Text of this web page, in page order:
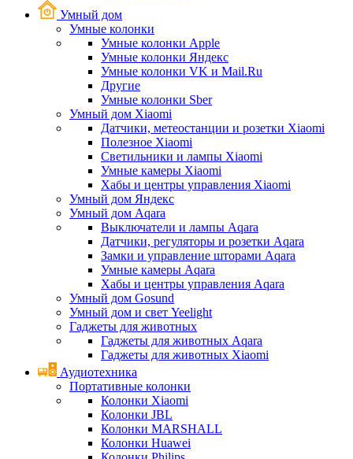
Умный дом
Умные колонки
Умные колонки Apple
Умные колонки Яндекс
Умные колонки VK и Mail.Ru
Другие
Умные колонки Sber
Умный дом Xiaomi
Датчики, метеостанции и розетки Xiaomi
Полезное Xiaomi
Светильники и лампы Xiaomi
Умные камеры Xiaomi
Хабы и центры управления Xiaomi
Умный дом Яндекс
Умный дом Aqara
Выключатели и лампы Aqara
Датчики, регуляторы и розетки Aqara
Замки и управление шторами Aqara
Умные камеры Aqara
Хабы и центры управления Aqara
Умный дом Gosund
Умный дом и свет Yeelight
Гаджеты для животных
Гаджеты для животных Aqara
Гаджеты для животных Xiaomi
Аудиотехника
Портативные колонки
Колонки Xiaomi
Колонки JBL
Колонки MARSHALL
Колонки Huawei